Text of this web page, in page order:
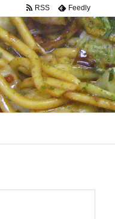
RSS Feedly